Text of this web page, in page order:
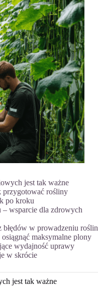
jest tak ważne
przygotować rośliny
po kroku
wsparcie dla zdrowych
w prowadzeniu roślin
maksymalne plony
wydajność uprawy
w skrócie
jest tak ważne